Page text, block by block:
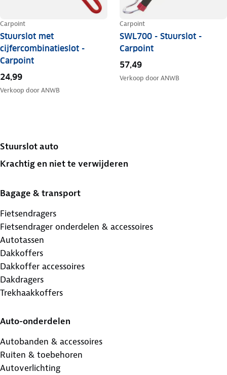
Carpoint
Stuurslot met
cijfercombinatieslot -
Carpoint
24,99
Verkoop doorANWB
Carpoint
SWL700 - Stuurslot -
Carpoint
57,49
Verkoop doorANWB
Stuurslot auto
Krachtig en niet te verwijderen
Bagage & transport
Fietsendragers
Fietsendrager onderdelen & accessoires
Autotassen
Dakkoffers
Dakkoffer accessoires
Dakdragers
Trekhaakkoffers
Auto-onderdelen
Autobanden & accessoires
Ruiten & toebehoren
Autoverlichting